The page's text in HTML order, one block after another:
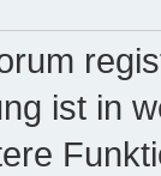
ist in